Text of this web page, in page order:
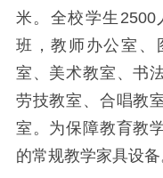
米。全校学生
班，教师办公室、
室、美术教室、书
劳技教室、合唱教
室。为保障教育教
的常规教学家具设备